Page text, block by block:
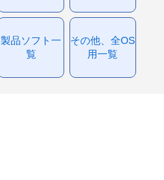
製品ソフト一
覧
その他、全OS
用一覧